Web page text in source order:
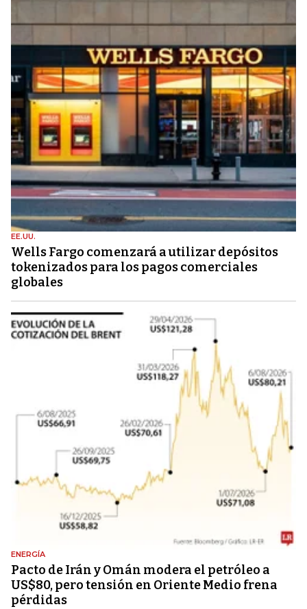
EE.UU.
Wells Fargo comenzará a utilizar depósitos
tokenizados para los pagos comerciales
globales
ENERGÍA
Pacto de Irán y Omán modera el petróleo a
US$80, pero tensión en Oriente Medio frena
pérdidas